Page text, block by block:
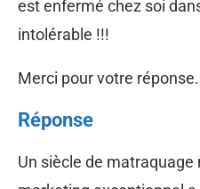
est enfermé chez soi
intolérable !!!
Merci pour votre
Réponse
Un siècle de